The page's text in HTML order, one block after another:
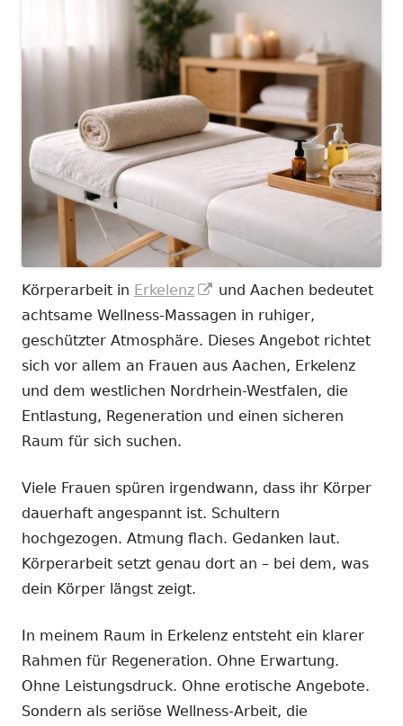
Körperarbeit in Erkelenz
In
neuem
Fenster
öffnen
und Aachen bedeutet
achtsame Wellness-Massagen in ruhiger,
geschützter Atmosphäre. Dieses Angebot richtet
sich vor allem an Frauen aus Aachen, Erkelenz
und dem westlichen Nordrhein-Westfalen, die
Entlastung, Regeneration und einen sicheren
Raum für sich suchen.
Viele Frauen spüren irgendwann, dass ihr Körper
dauerhaft angespannt ist. Schultern
hochgezogen. Atmung flach. Gedanken laut.
Körperarbeit setzt genau dort an – bei dem, was
dein Körper längst zeigt.
In meinem Raum in Erkelenz entsteht ein klarer
Rahmen für Regeneration. Ohne Erwartung.
Ohne Leistungsdruck. Ohne erotische Angebote.
Sondern als seriöse Wellness-Arbeit, die